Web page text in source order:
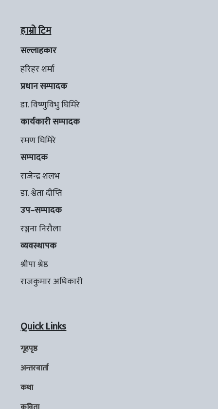
हाम्रो टिम
सल्लाहकार
हरिहर शर्मा
प्रधान सम्पादक
डा. विष्णुविभु घिमिरे
कार्यकारी सम्पादक
रमण घिमिरे
सम्पादक
राजेन्द्र शलभ
डा. श्वेता दीप्ति
उप–सम्पादक
रञ्जना निरौला
व्यवस्थापक
श्रीपा श्रेष्ठ
राजकुमार अधिकारी
Quick Links
गृहपृष्ठ
अन्तरवार्ता
कथा